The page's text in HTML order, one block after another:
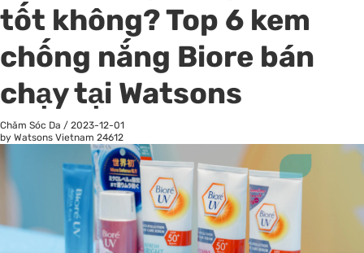
tốt không? Top 6 kem
chống nắng Biore bán
chạy tại Watsons
Chăm Sóc Da / 2023-12-01
by Watsons Vietnam 24612